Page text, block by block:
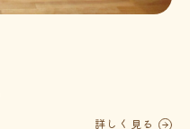
詳しく見る